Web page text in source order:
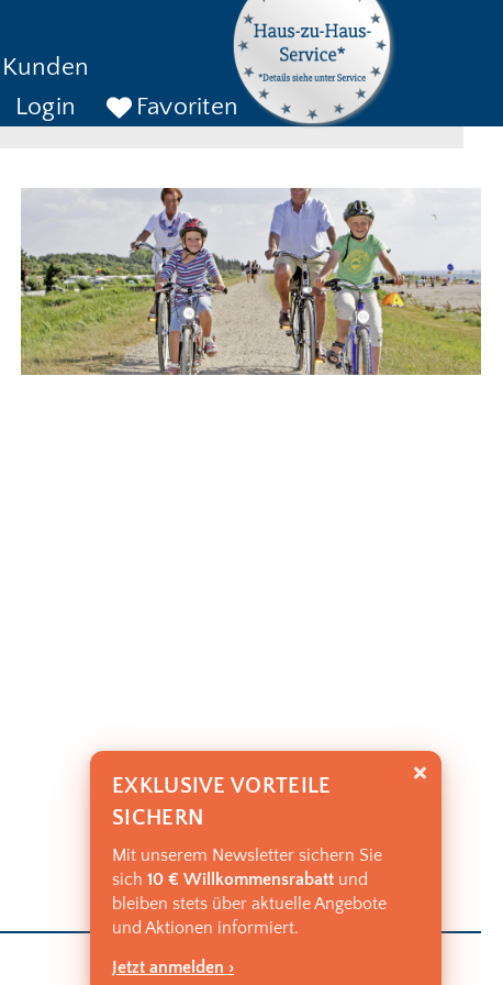
Kunden
Login
Favoriten
Rückreise bis SUCHEN
PREIS:
EXKLUSIVE VORTEILE
SICHERN
Mit unserem Newsletter sichern Sie
sich 10 € Willkommensrabatt und
bleiben stets über aktuelle Angebote
und Aktionen informiert.
Jetzt anmelden ›